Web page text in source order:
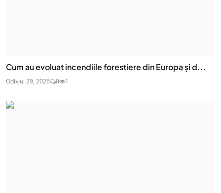
Cum au evoluat incendiile forestiere din Europa și d...
OdixJul 29, 2026 0 1